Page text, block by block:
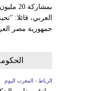
العربي، قائلا:
جمهورية مصر
الرباط - المغرب اليوم